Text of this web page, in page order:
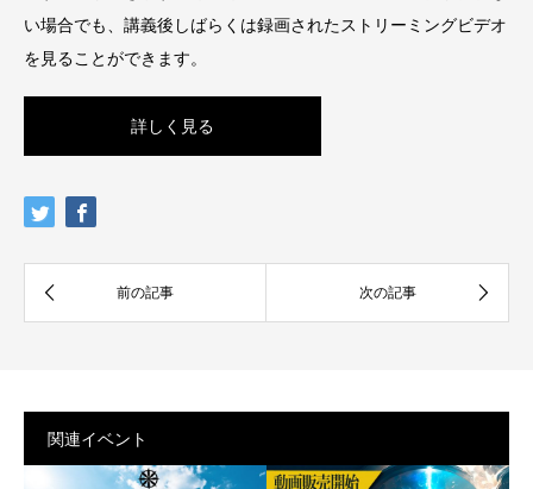
い場合でも、講義後しばらくは録画されたストリーミングビデオ
を見ることができます。
詳しく見る
関連イベント